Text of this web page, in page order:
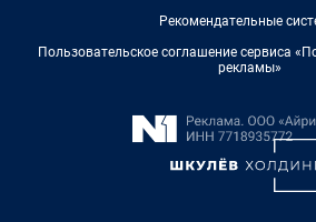
Рекомендательные
Пользовательское соглашение сервиса
рекламы»